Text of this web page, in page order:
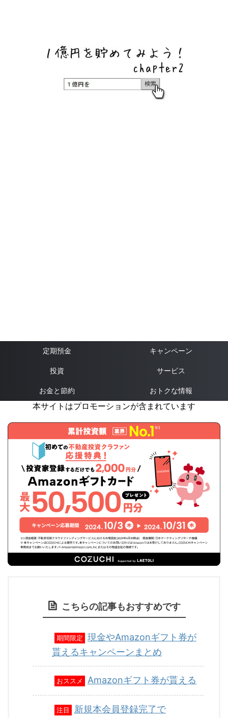
定期預金 キャンペーン
投資 サービス
お金と節約 おトクな情報
本サイトはプロモーションが含まれています
こちらの記事もおすすめです
期間限定
現金やAmazonギフト券が
貰えるキャンペーンまとめ
おススメ Amazonギフト券が貰える
注目
新規本会員登録完了で